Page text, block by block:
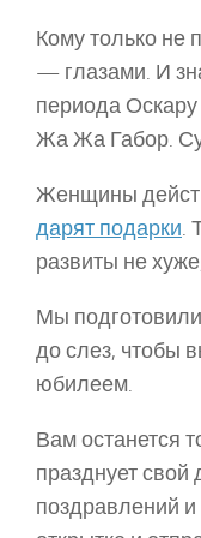
Кому только
— глазами. И
периода
Жа Жа Габор.
Женщины
дарят подарки.
развиты не
Мы
до слез, чтобы
юбилеем.
Вам останется
празднует
поздравлений